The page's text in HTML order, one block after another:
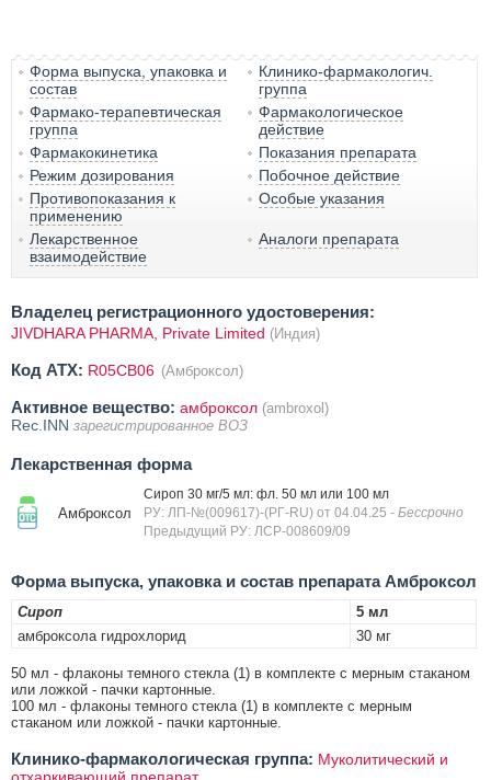
Форма выпуска, упаковка и
состав
Клинико-фармакологич.
группа
Фармако-терапевтическая
группа
Фармакологическое
действие
Фармакокинетика
Показания препарата
Режим дозирования
Побочное действие
Противопоказания к
применению
Особые указания
Лекарственное
взаимодействие
Аналоги препарата
Владелец регистрационного удостоверения:
JIVDHARA PHARMA, Private Limited (Индия)
Код ATX: R05CB06 (Амброксол)
Активное вещество: амброксол (ambroxol)
Rec.INN зарегистрированное ВОЗ
Лекарственная форма
Амброксол
Сироп 30 мг/5 мл: фл. 50 мл или 100 мл
РУ: ЛП-№(009617)-(РГ-RU) от 04.04.25 - Бессрочно
Предыдущий РУ: ЛСР-008609/09
Форма выпуска, упаковка и состав препарата Амброксол
Сироп
5 мл
амброксола гидрохлорид
30 мг
50 мл - флаконы темного стекла (1) в комплекте с мерным стаканом
или ложкой - пачки картонные.
100 мл - флаконы темного стекла (1) в комплекте с мерным
стаканом или ложкой - пачки картонные.
Клинико-фармакологическая группа: Муколитический и